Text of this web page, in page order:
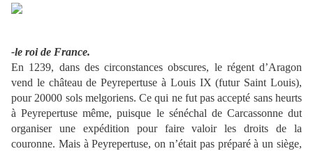
-le roi de France.
En 1239, dans des circonstances obscures, le régent d’Aragon
vend le château de Peyrepertuse à Louis IX (futur Saint Louis),
pour 20000 sols melgoriens. Ce qui ne fut pas accepté sans heurts
à Peyrepertuse même, puisque le sénéchal de Carcassonne dut
organiser une expédition pour faire valoir les droits de la
couronne. Mais à Peyrepertuse, on n’était pas préparé à un siège,